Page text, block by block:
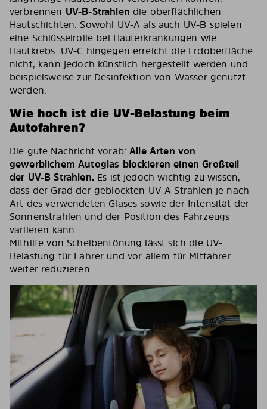
verbrennen UV-B-Strahlendie oberflächlichen
Hautschichten. Sowohl UV-A als auch UV-B spielen
eine Schlüsselrolle bei Hauterkrankungen wie
Hautkrebs. UV-C hingegen erreicht die Erdoberfläche
nicht, kann jedoch künstlich hergestellt werden und
beispielsweise zur Desinfektion von Wasser genutzt
werden.
Wie hoch ist die UV-Belastung beim
Autofahren?
Die gute Nachricht vorab:Alle Arten von
gewerblichem Autoglas blockieren einen Großteil
der UV-B Strahlen. Es ist jedoch wichtig zu wissen,
dass der Grad der geblockten UV-A Strahlen je nach
Art des verwendeten Glases sowie der Intensität der
Sonnenstrahlen und der Position des Fahrzeugs
variieren kann.
Mithilfe von Scheibentönung lässt sich die UV-
Belastung für Fahrer und vor allem für Mitfahrer
weiter reduzieren.